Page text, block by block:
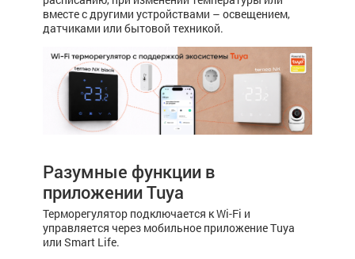
вместе с другими устройствами – освещением,
датчиками или бытовой техникой.
Разумные функции в
приложении Tuya
Терморегулятор подключается к Wi-Fi и
управляется через мобильное приложение Tuya
или Smart Life.